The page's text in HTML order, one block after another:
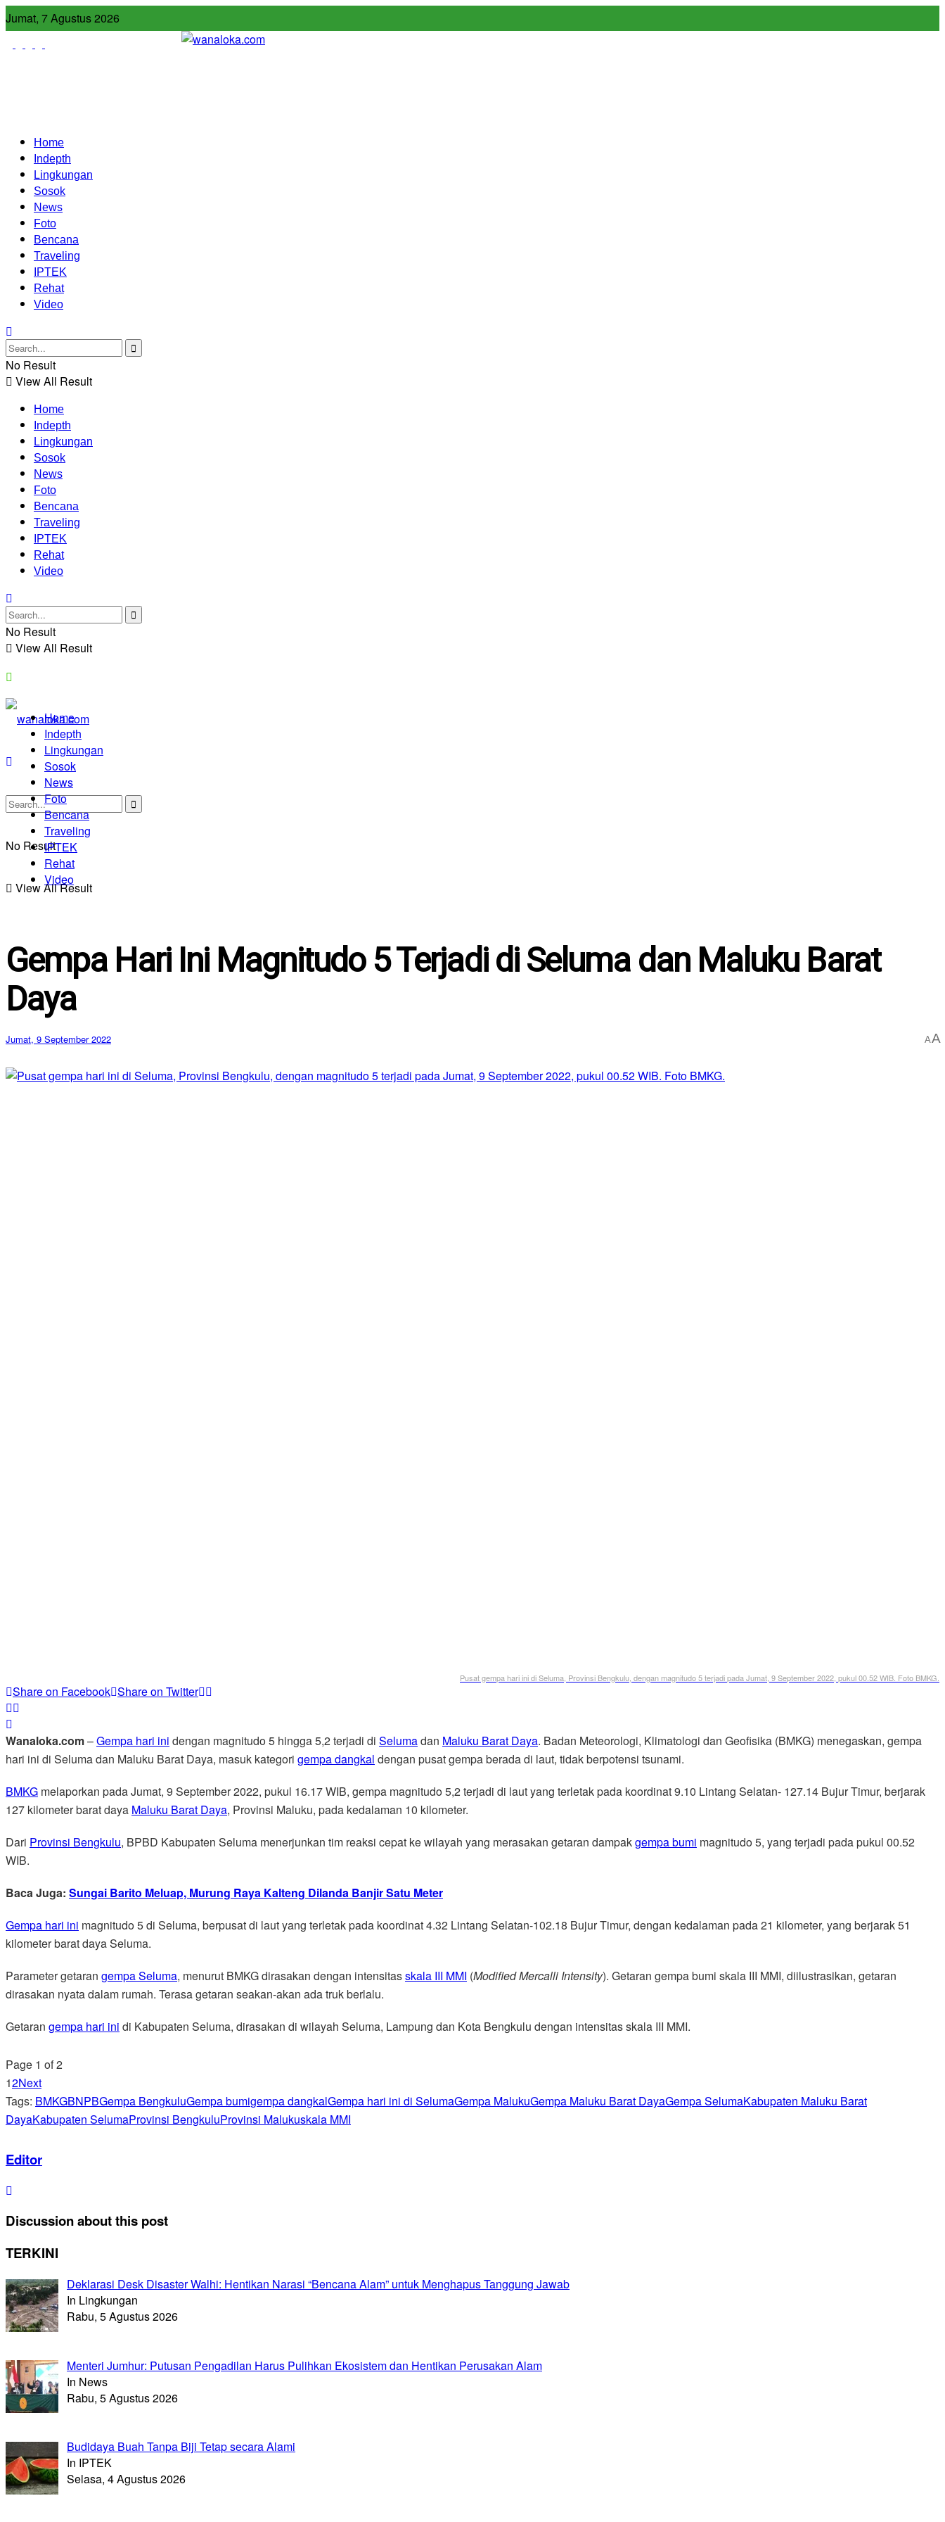
Jumat, 7 Agustus 2026
Home
Indepth
Lingkungan
Sosok
News
Foto
Bencana
Traveling
IPTEK
Rehat
Video
No Result
View All Result
Home
Indepth
Lingkungan
Sosok
News
Foto
Bencana
Traveling
IPTEK
Rehat
Video
No Result
View All Result
No Result
View All Result
Home
Indepth
Lingkungan
Sosok
News
Foto
Bencana
Traveling
IPTEK
Rehat
Video
Gempa Hari Ini Magnitudo 5 Terjadi di Seluma dan Maluku Barat
Daya
Jumat, 9 September 2022 AA
Pusat gempa hari ini di Seluma, Provinsi Bengkulu, dengan magnitudo 5 terjadi pada Jumat, 9 September 2022, pukul 00.52 WIB. Foto BMKG.
Share on Facebook Share on Twitter
Wanaloka.com–Gempa hari ini dengan magnitudo 5 hingga 5,2 terjadi di Selumadan Maluku Barat Daya. Badan Meteorologi, Klimatologi dan Geofisika (BMKG) menegaskan, gempa
hari ini di Seluma dan Maluku Barat Daya, masuk kategori gempa dangkal dengan pusat gempa berada di laut, tidak berpotensi tsunami.
BMKG melaporkan pada Jumat, 9 September 2022, pukul 16.17 WIB, gempa magnitudo 5,2 terjadi di laut yang terletak pada koordinat 9.10 Lintang Selatan- 127.14 Bujur Timur, berjarak
127 kilometer barat daya Maluku Barat Daya, Provinsi Maluku, pada kedalaman 10 kilometer.
Dari Provinsi Bengkulu, BPBD Kabupaten Seluma menerjunkan tim reaksi cepat ke wilayah yang merasakan getaran dampakgempa bumi magnitudo 5, yang terjadi pada pukul 00.52
WIB.
Baca Juga: Sungai Barito Meluap, Murung Raya Kalteng Dilanda Banjir Satu Meter
Gempa hari ini magnitudo 5 di Seluma, berpusat di laut yang terletak pada koordinat 4.32 Lintang Selatan-102.18 Bujur Timur, dengan kedalaman pada 21 kilometer, yang berjarak 51
kilometer barat daya Seluma.
Parameter getaran gempa Seluma, menurut BMKG dirasakan dengan intensitasskala III MMI (Modified Mercalli Intensity). Getaran gempa bumi skala III MMI, diilustrasikan, getaran
dirasakan nyata dalam rumah. Terasa getaran seakan-akan ada truk berlalu.
Getaran gempa hari ini di Kabupaten Seluma, dirasakan di wilayah Seluma, Lampung dan Kota Bengkulu dengan intensitas skala III MMI.
Page 1 of 2
12Next
Tags: BMKGBNPBGempa BengkuluGempa bumigempa dangkalGempa hari ini di SelumaGempa MalukuGempa Maluku Barat DayaGempa SelumaKabupaten Maluku Barat
DayaKabupaten SelumaProvinsi BengkuluProvinsi Malukuskala MMI
Editor
Discussion about this post
TERKINI
Deklarasi Desk Disaster Walhi: Hentikan Narasi “Bencana Alam” untuk Menghapus Tanggung Jawab
In Lingkungan
Rabu, 5 Agustus 2026
Menteri Jumhur: Putusan Pengadilan Harus Pulihkan Ekosistem dan Hentikan Perusakan Alam
In News
Rabu, 5 Agustus 2026
Budidaya Buah Tanpa Biji Tetap secara Alami
In IPTEK
Selasa, 4 Agustus 2026